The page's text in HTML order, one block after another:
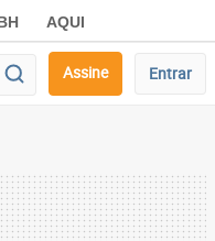
AQUI
Assine Entrar